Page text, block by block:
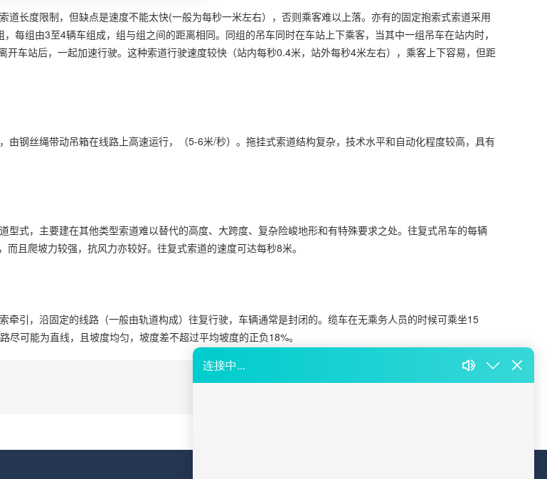
长度限制，但缺点是速度不能太快(一般为每秒一米左右），否则乘客难以上落。亦有的固定抱索式索道采用
每组由3至4辆车组成，组与组之间的距离相同。同组的吊车同时在车站上下乘客，当其中一组吊车在站内时，
开车站后，一起加速行驶。这种索道行驶速度较快（站内每秒0.4米，站外每秒4米左右），乘客上下容易，但距
由钢丝绳带动吊箱在线路上高速运行，（5-6米/秒）。拖挂式索道结构复杂，技术水平和自动化程度较高，具有
型式，主要建在其他类型索道难以替代的高度、大跨度、复杂险峻地形和有特殊要求之处。往复式吊车的每辆
且爬坡力较强，抗风力亦较好。往复式索道的速度可达每秒8米。
牵引，沿固定的线路（一般由轨道构成）往复行驶，车辆通常是封闭的。缆车在无乘务人员的时候可乘坐15
尽可能为直线，且坡度均匀，坡度差不超过平均坡度的正负18%。